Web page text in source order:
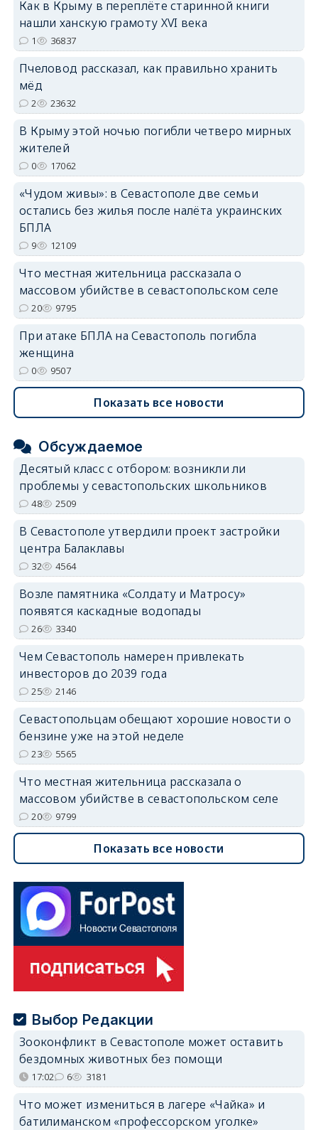
erid: 2SDnjdPjgYS
Как в Крыму в переплёте старинной книги
нашли ханскую грамоту XVI века
1 36837
Пчеловод рассказал, как правильно хранить
мёд
2 23632
В Крыму этой ночью погибли четверо мирных
жителей
0 17062
«Чудом живы»: в Севастополе две семьи
остались без жилья после налёта украинских
БПЛА
9 12109
Что местная жительница рассказала о
массовом убийстве в севастопольском селе
20 9795
При атаке БПЛА на Севастополь погибла
женщина
0 9507
Показать все новости
Обсуждаемое
Десятый класс с отбором: возникли ли
проблемы у севастопольских школьников
48 2509
В Севастополе утвердили проект застройки
центра Балаклавы
32 4564
Возле памятника «Солдату и Матросу»
появятся каскадные водопады
26 3340
Чем Севастополь намерен привлекать
инвесторов до 2039 года
25 2146
Севастопольцам обещают хорошие новости о
бензине уже на этой неделе
23 5565
Что местная жительница рассказала о
массовом убийстве в севастопольском селе
20 9799
Показать все новости
Выбор Редакции
Зооконфликт в Севастополе может оставить
бездомных животных без помощи
17:02 6 3181
Что может измениться в лагере «Чайка» и
батилиманском «профессорском уголке»